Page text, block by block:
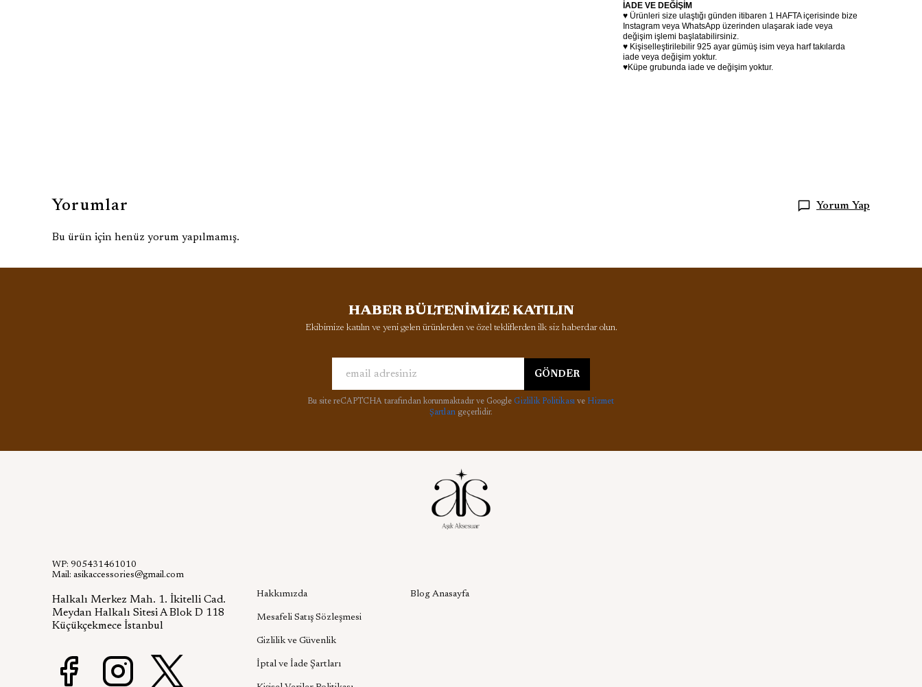
İADE VE DEĞİŞİM
♥ Ürünleri size ulaştığı günden itibaren 1 HAFTA içerisinde bize
Instagram veya WhatsApp üzerinden ulaşarak iade veya
değişim işlemi başlatabilirsiniz.
♥ Kişiselleştirilebilir 925 ayar gümüş isim veya harf takılarda
iade veya değişim yoktur.
♥Küpe grubunda iade ve değişim yoktur.
Yorumlar Yorum Yap
Bu ürün için henüz yorum yapılmamış.
HABER BÜLTENİMİZE KATILIN
Ekibimize katılın ve yeni gelen ürünlerden ve özel tekliflerden ilk siz haberdar olun.
GÖNDER
Bu site reCAPTCHA tarafından korunmaktadır ve Google Gizlilik Politikasıve Hizmet
Şartları geçerlidir.
Hakkımızda
Mesafeli Satış Sözleşmesi
Gizlilik ve Güvenlik
İptal ve İade Şartları
Blog Anasayfa
WP: 905431461010
Mail: asikaccessories@gmail.com
Halkalı Merkez Mah. 1. İkitelli Cad.
Meydan Halkalı Sitesi A Blok D 118
Küçükçekmece İstanbul